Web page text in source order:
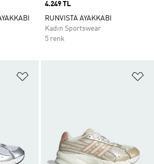
Price
4.249 TL
RUNVISTA AYAKKABI
Kadın Sportswear
5 renk